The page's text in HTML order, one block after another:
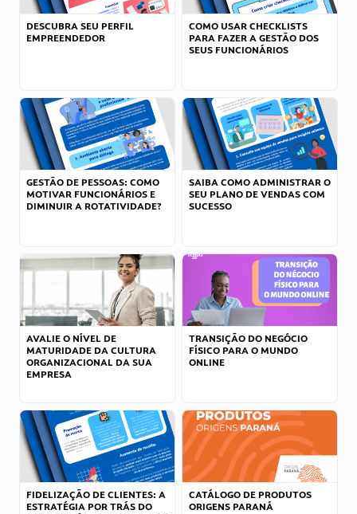
DESCUBRA SEU PERFIL
EMPREENDEDOR
COMO USAR CHECKLISTS
PARA FAZER A GESTÃO DOS
SEUS FUNCIONÁRIOS
GESTÃO DE PESSOAS: COMO
MOTIVAR FUNCIONÁRIOS E
DIMINUIR A ROTATIVIDADE?
SAIBA COMO ADMINISTRAR O
SEU PLANO DE VENDAS COM
SUCESSO
AVALIE O NÍVEL DE
MATURIDADE DA CULTURA
ORGANIZACIONAL DA SUA
EMPRESA
TRANSIÇÃO DO NEGÓCIO
FÍSICO PARA O MUNDO
ONLINE
FIDELIZAÇÃO DE CLIENTES: A
ESTRATÉGIA POR TRÁS DO
CATÁLOGO DE PRODUTOS
ORIGENS PARANÁ